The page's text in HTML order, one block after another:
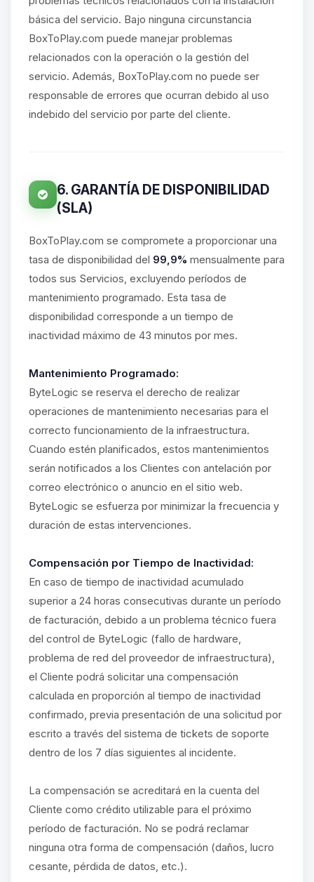
básica del servicio. Bajo ninguna circunstancia
BoxToPlay.com puede manejar problemas
relacionados con la operación o la gestión del
servicio. Además, BoxToPlay.com no puede ser
responsable de errores que ocurran debido al uso
indebido del servicio por parte del cliente.
6. GARANTÍA DE DISPONIBILIDAD
(SLA)
BoxToPlay.com se compromete a proporcionar una
tasa de disponibilidad del 99,9% mensualmente para
todos sus Servicios, excluyendo períodos de
mantenimiento programado. Esta tasa de
disponibilidad corresponde a un tiempo de
inactividad máximo de 43 minutos por mes.
Mantenimiento Programado:
ByteLogic se reserva el derecho de realizar
operaciones de mantenimiento necesarias para el
correcto funcionamiento de la infraestructura.
Cuando estén planificados, estos mantenimientos
serán notificados a los Clientes con antelación por
correo electrónico o anuncio en el sitio web.
ByteLogic se esfuerza por minimizar la frecuencia y
duración de estas intervenciones.
Compensación por Tiempo de Inactividad:
En caso de tiempo de inactividad acumulado
superior a 24 horas consecutivas durante un período
de facturación, debido a un problema técnico fuera
del control de ByteLogic (fallo de hardware,
problema de red del proveedor de infraestructura),
el Cliente podrá solicitar una compensación
calculada en proporción al tiempo de inactividad
confirmado, previa presentación de una solicitud por
escrito a través del sistema de tickets de soporte
dentro de los 7 días siguientes al incidente.
La compensación se acreditará en la cuenta del
Cliente como crédito utilizable para el próximo
período de facturación. No se podrá reclamar
ninguna otra forma de compensación (daños, lucro
cesante, pérdida de datos, etc.).